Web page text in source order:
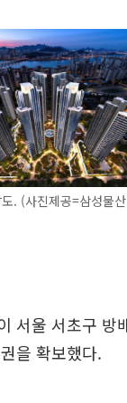
. (사진제공=삼성물
서울 서초구 방
을 확보했다.